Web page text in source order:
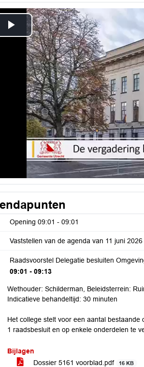
Play
Video
Opening 09:01 - 09:01
Vaststellen van de agenda van 11 juni 2026
Raadsvoorstel Delegatie besluiten
09:01 - 09:13
Wethouder: Schilderman, Beleidsterrein:
Indicatieve behandeltijd: 30 minuten
Het college stelt voor een aantal
1 raadsbesluit en op enkele onderdelen te
Bijlagen
Dossier 5161 voorblad.pdf
16 KB